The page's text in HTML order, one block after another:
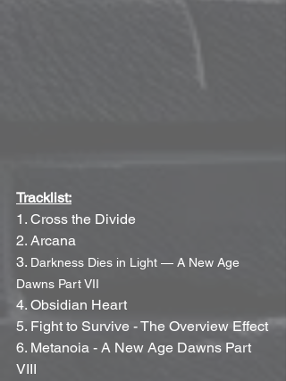
Tracklist:
1. Cross the Divide
2. Arcana
3. Darkness Dies in Light — A New Age
Dawns Part VII
4. Obsidian Heart
5. Fight to Survive - The Overview Effect
6. Metanoia - A New Age Dawns Part
VIII